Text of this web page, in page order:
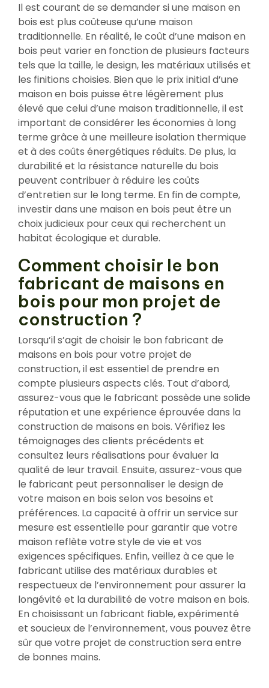
Il est courant de se demander si une maison en
bois est plus coûteuse qu’une maison
traditionnelle. En réalité, le coût d’une maison en
bois peut varier en fonction de plusieurs facteurs
tels que la taille, le design, les matériaux utilisés et
les finitions choisies. Bien que le prix initial d’une
maison en bois puisse être légèrement plus
élevé que celui d’une maison traditionnelle, il est
important de considérer les économies à long
terme grâce à une meilleure isolation thermique
et à des coûts énergétiques réduits. De plus, la
durabilité et la résistance naturelle du bois
peuvent contribuer à réduire les coûts
d’entretien sur le long terme. En fin de compte,
investir dans une maison en bois peut être un
choix judicieux pour ceux qui recherchent un
habitat écologique et durable.
Comment choisir le bon
fabricant de maisons en
bois pour mon projet de
construction ?
Lorsqu’il s’agit de choisir le bon fabricant de
maisons en bois pour votre projet de
construction, il est essentiel de prendre en
compte plusieurs aspects clés. Tout d’abord,
assurez-vous que le fabricant possède une solide
réputation et une expérience éprouvée dans la
construction de maisons en bois. Vérifiez les
témoignages des clients précédents et
consultez leurs réalisations pour évaluer la
qualité de leur travail. Ensuite, assurez-vous que
le fabricant peut personnaliser le design de
votre maison en bois selon vos besoins et
préférences. La capacité à offrir un service sur
mesure est essentielle pour garantir que votre
maison reflète votre style de vie et vos
exigences spécifiques. Enfin, veillez à ce que le
fabricant utilise des matériaux durables et
respectueux de l’environnement pour assurer la
longévité et la durabilité de votre maison en bois.
En choisissant un fabricant fiable, expérimenté
et soucieux de l’environnement, vous pouvez être
sûr que votre projet de construction sera entre
de bonnes mains.